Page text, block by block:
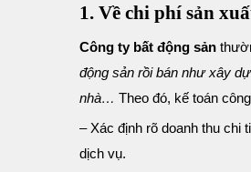
1. Về chi phí sản
Công ty bất động sản
động sản rồi bán như xây
nhà… Theo đó, kế toán
– Xác định rõ doanh thu chi
dịch vụ.